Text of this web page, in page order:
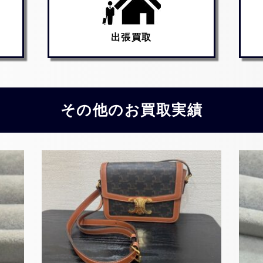
出張買取
その他のお買取実績